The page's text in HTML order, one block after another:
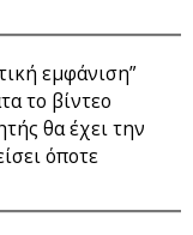
εμφάνιση”
το βίντεο
θα έχει την
όποτε